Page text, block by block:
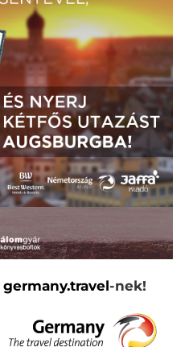
germany.travel-nek!